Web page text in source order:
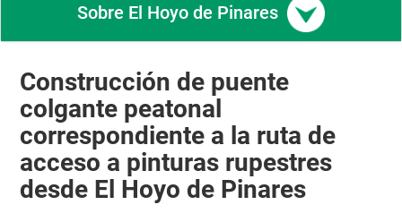
Sobre El Hoyo de Pinares
Construcción de puente
colgante peatonal
correspondiente a la ruta de
acceso a pinturas rupestres
desde El Hoyo de Pinares